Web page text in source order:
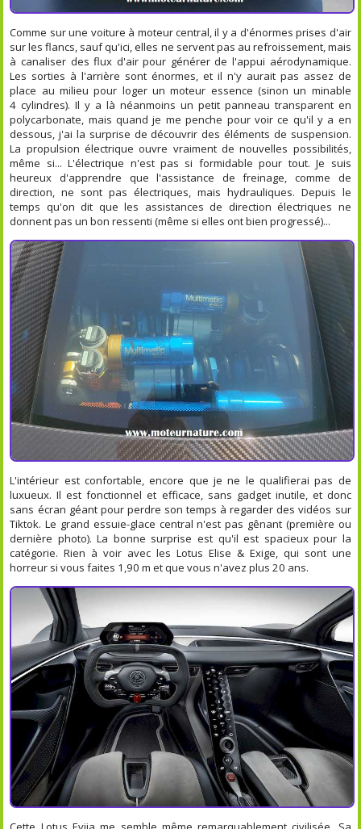
Comme sur une voiture à moteur central, il y a d'énormes prises d'air
sur les flancs, sauf qu'ici, elles ne servent pas au refroissement, mais
à canaliser des flux d'air pour générer de l'appui aérodynamique.
Les sorties à l'arrière sont énormes, et il n'y aurait pas assez de
place au milieu pour loger un moteur essence (sinon un minable
4 cylindres). Il y a là néanmoins un petit panneau transparent en
polycarbonate, mais quand je me penche pour voir ce qu'il y a en
dessous, j'ai la surprise de découvrir des éléments de suspension.
La propulsion électrique ouvre vraiment de nouvelles possibilités,
même si... L'électrique n'est pas si formidable pour tout. Je suis
heureux d'apprendre que l'assistance de freinage, comme de
direction, ne sont pas électriques, mais hydrauliques. Depuis le
temps qu'on dit que les assistances de direction électriques ne
donnent pas un bon ressenti (même si elles ont bien progressé)...
L'intérieur est confortable, encore que je ne le qualifierai pas de
luxueux. Il est fonctionnel et efficace, sans gadget inutile, et donc
sans écran géant pour perdre son temps à regarder des vidéos sur
Tiktok. Le grand essuie-glace central n'est pas gênant (première ou
dernière photo). La bonne surprise est qu'il est spacieux pour la
catégorie. Rien à voir avec les Lotus Elise & Exige, qui sont une
horreur si vous faites 1,90 m et que vous n'avez plus 20 ans.